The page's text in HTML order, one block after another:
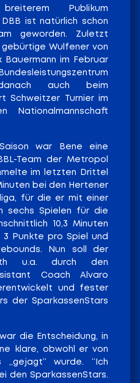
Publikum
ist natürlich schon
geworden. Zuletzt
gebürtige Wulfener von
Bauermann im Februar
auch beim
Schweitzer Turnier im
Nationalmannschaft
war Bene eine
Team der Metropol
im letzten Drittel
bei den Hertener
für die er mit einer
sechs Spielen für die
10,3 Minuten
Punkte pro Spiel und
Nun soll der
u.a. durch den
Coach Alvaro
und fester
der SparkassenStars
die Entscheidung, in
klare, obwohl er von
„gejagt“ wurde. “Ich
den SparkassenStars.